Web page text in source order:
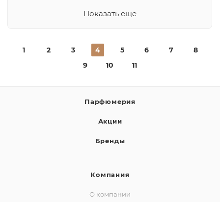
Показать еще
1 2 3 4 5 6 7
8
9
10 11
Парфюмерия
Акции
Бренды
Компания
О компании